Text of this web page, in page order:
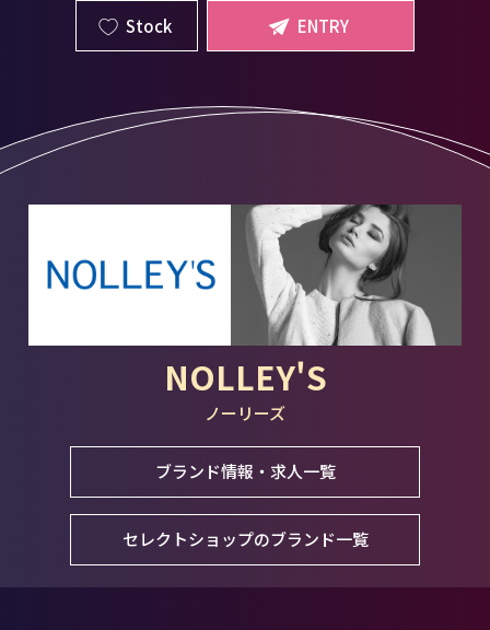
Stock ENTRY
NOLLEY'S
ノーリーズ
ブランド情報・求人一覧
セレクトショップのブランド一覧